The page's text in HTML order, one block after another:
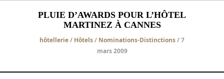
PLUIE D’AWARDS POUR L’HÔTEL
MARTINEZ À CANNES
hôtellerie/ Hôtels/ Nominations-Distinctions/ 7
mars 2009